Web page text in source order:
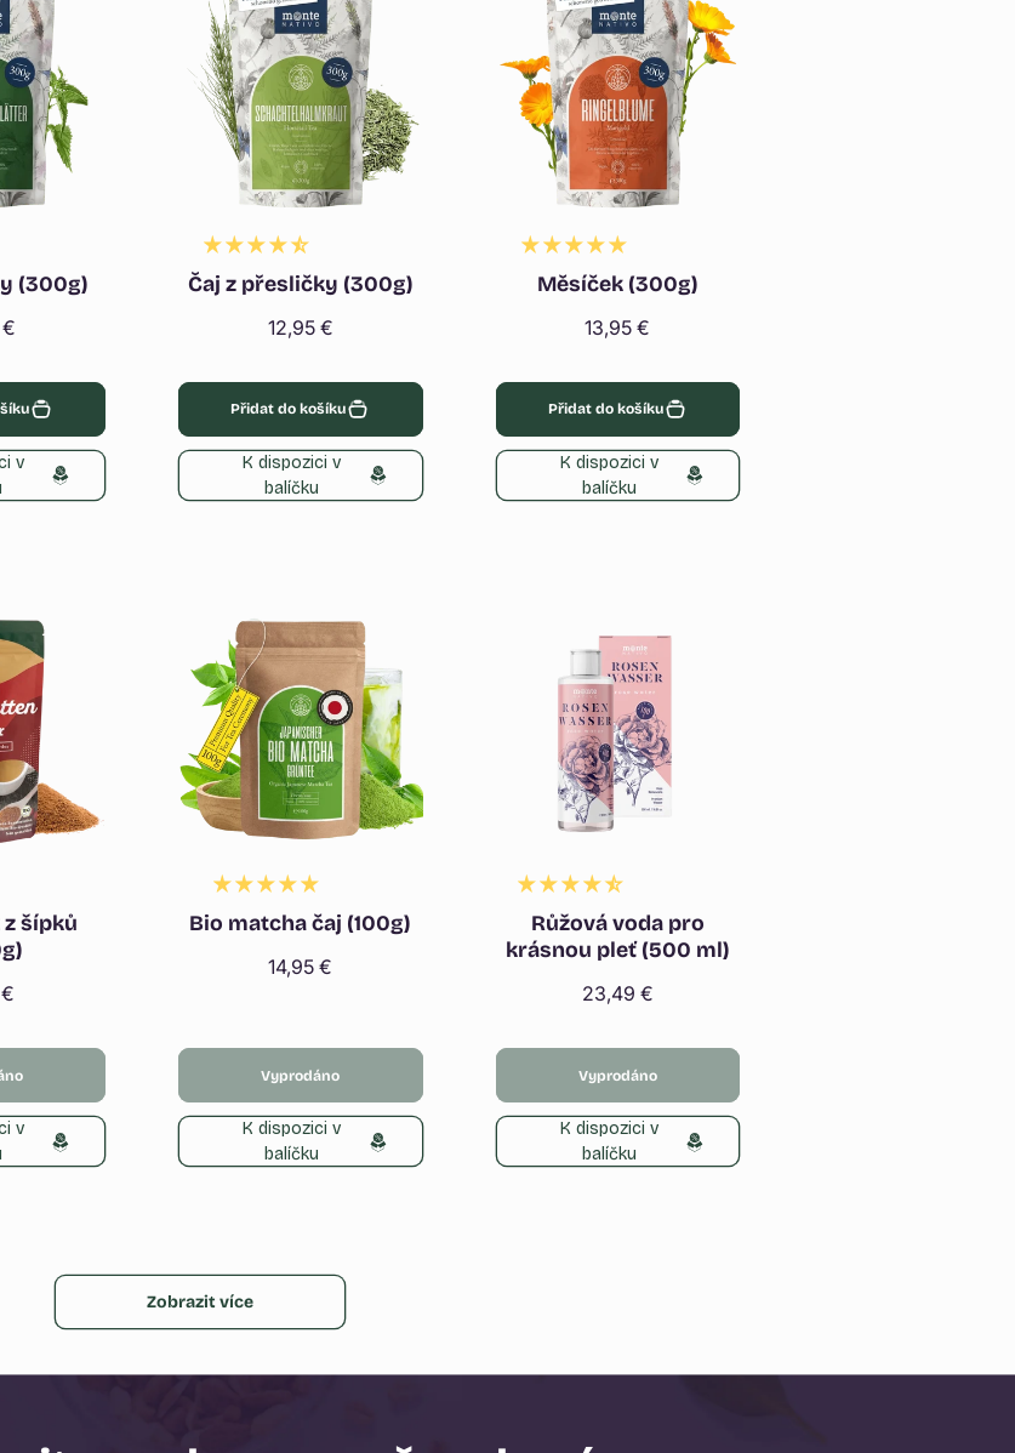
(300g)
v
Čaj z přesličky (300g)
Běžná
12,95 €
Přidat do košíku
K dispozici v
balíčku
Měsíček (300g)
Běžná
13,95 €
Přidat do košíku
K dispozici v
balíčku
šípků
v
Bio matcha čaj (100g)
Běžná
14,95 €
Vyprodáno
K dispozici v
balíčku
Růžová voda pro
krásnou pleť (500 ml)
Běžná
23,49 €
Vyprodáno
K dispozici v
balíčku
Zobrazit více